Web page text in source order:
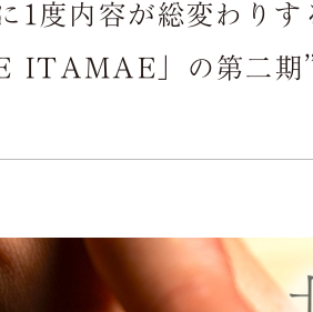
1度内容が総変わり
ITAMAE」の第二期